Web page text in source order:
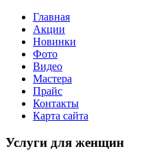
Главная
Акции
Новинки
Фото
Видео
Мастера
Прайс
Контакты
Карта сайта
Услуги для женщин